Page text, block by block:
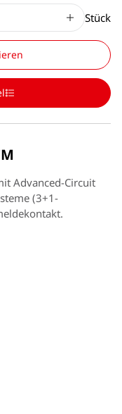
Stück
Advanced-Circuit
(3+1-